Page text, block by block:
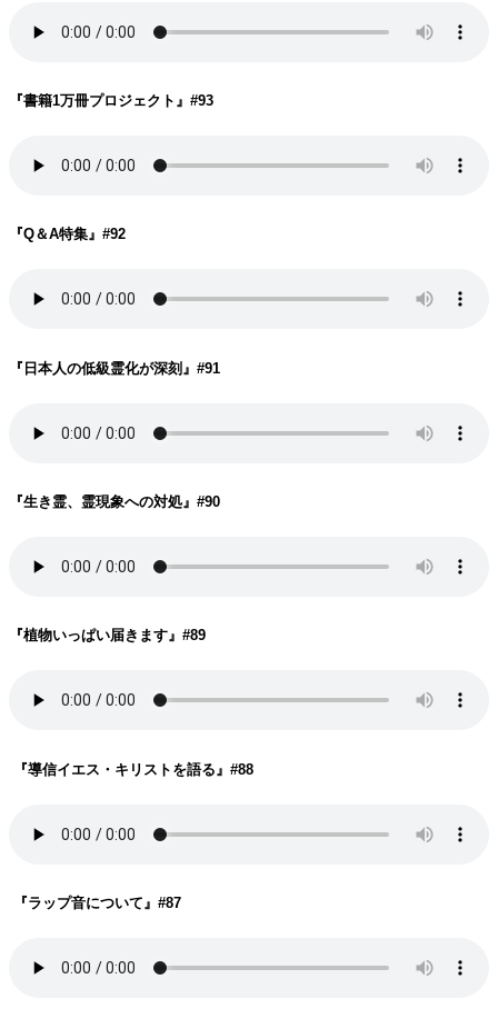
『書籍1万冊プロジェクト 』#93
『Q＆A特集』#92
『日本人の低級霊化が深刻 』#91
『生き霊、霊現象への対処 』#90
『植物いっぱい届きます』#89
『導信イエス・キリストを語る 』#88
『ラップ音について 』#87